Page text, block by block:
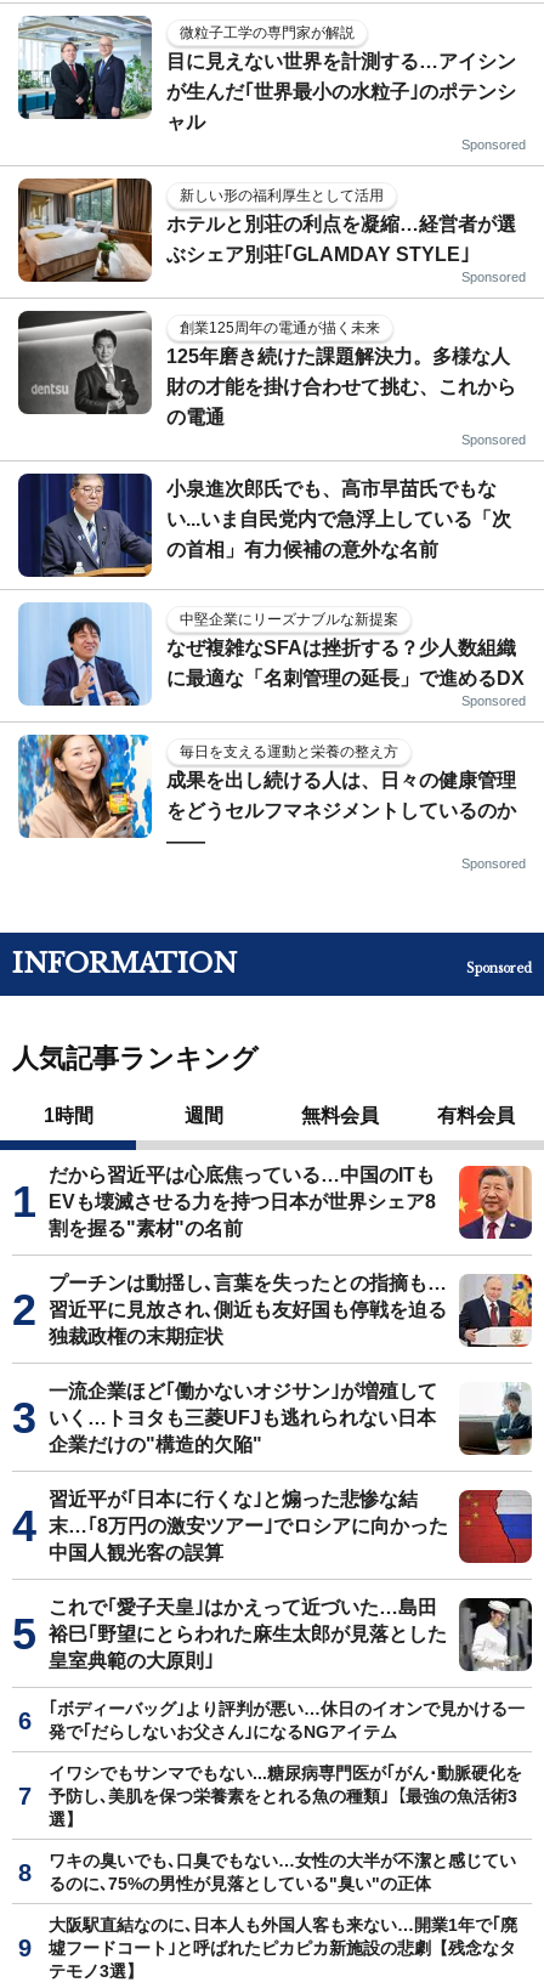
微粒子工学の専門家が解説
目に見えない世界を計測する…アイシン
が生んだ｢世界最小の水粒子｣のポテンシ
ャル
Sponsored
新しい形の福利厚生として活用
ホテルと別荘の利点を凝縮…経営者が選
ぶシェア別荘｢GLAMDAY STYLE｣
Sponsored
創業125周年の電通が描く未来
125年磨き続けた課題解決力。多様な人
財の才能を掛け合わせて挑む、これから
の電通
Sponsored
小泉進次郎氏でも、高市早苗氏でもな
い...いま自民党内で急浮上している「次
の首相」有力候補の意外な名前
中堅企業にリーズナブルな新提案
なぜ複雑なSFAは挫折する？少人数組織
に最適な「名刺管理の延長」で進めるDX
Sponsored
毎日を支える運動と栄養の整え方
成果を出し続ける人は、日々の健康管理
をどうセルフマネジメントしているのか
——
Sponsored
INFORMATION Sponsored
人気記事ランキング
1時間 週間 無料会員 有料会員
だから習近平は心底焦っている…中国のITも
EVも壊滅させる力を持つ日本が世界シェア8
割を握る"素材"の名前
プーチンは動揺し､言葉を失ったとの指摘も…
習近平に見放され､側近も友好国も停戦を迫る
独裁政権の末期症状
一流企業ほど｢働かないオジサン｣が増殖して
いく…トヨタも三菱UFJも逃れられない日本
企業だけの"構造的欠陥"
習近平が｢日本に行くな｣と煽った悲惨な結
末…｢8万円の激安ツアー｣でロシアに向かった
中国人観光客の誤算
これで｢愛子天皇｣はかえって近づいた…島田
裕巳｢野望にとらわれた麻生太郎が見落とした
皇室典範の大原則｣
｢ボディーバッグ｣より評判が悪い…休日のイオンで見かける一
発で｢だらしないお父さん｣になるNGアイテム
イワシでもサンマでもない...糖尿病専門医が｢がん･動脈硬化を
予防し､美肌を保つ栄養素をとれる魚の種類｣【最強の魚活術3
選】
ワキの臭いでも､口臭でもない…女性の大半が不潔と感じてい
るのに､75%の男性が見落としている"臭い"の正体
大阪駅直結なのに､日本人も外国人客も来ない…開業1年で｢廃
墟フードコート｣と呼ばれたピカピカ新施設の悲劇【残念なタ
テモノ3選】